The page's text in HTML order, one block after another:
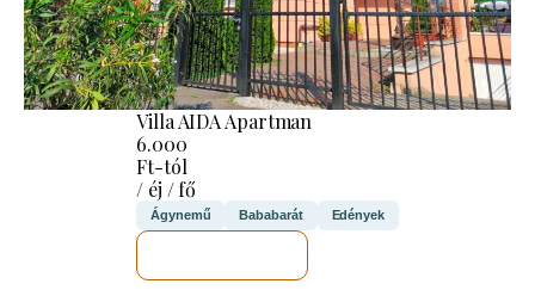
Villa AIDA Apartman
6.000
Ft-tól
/ éj / fő
Ágynemű Bababarát Edények